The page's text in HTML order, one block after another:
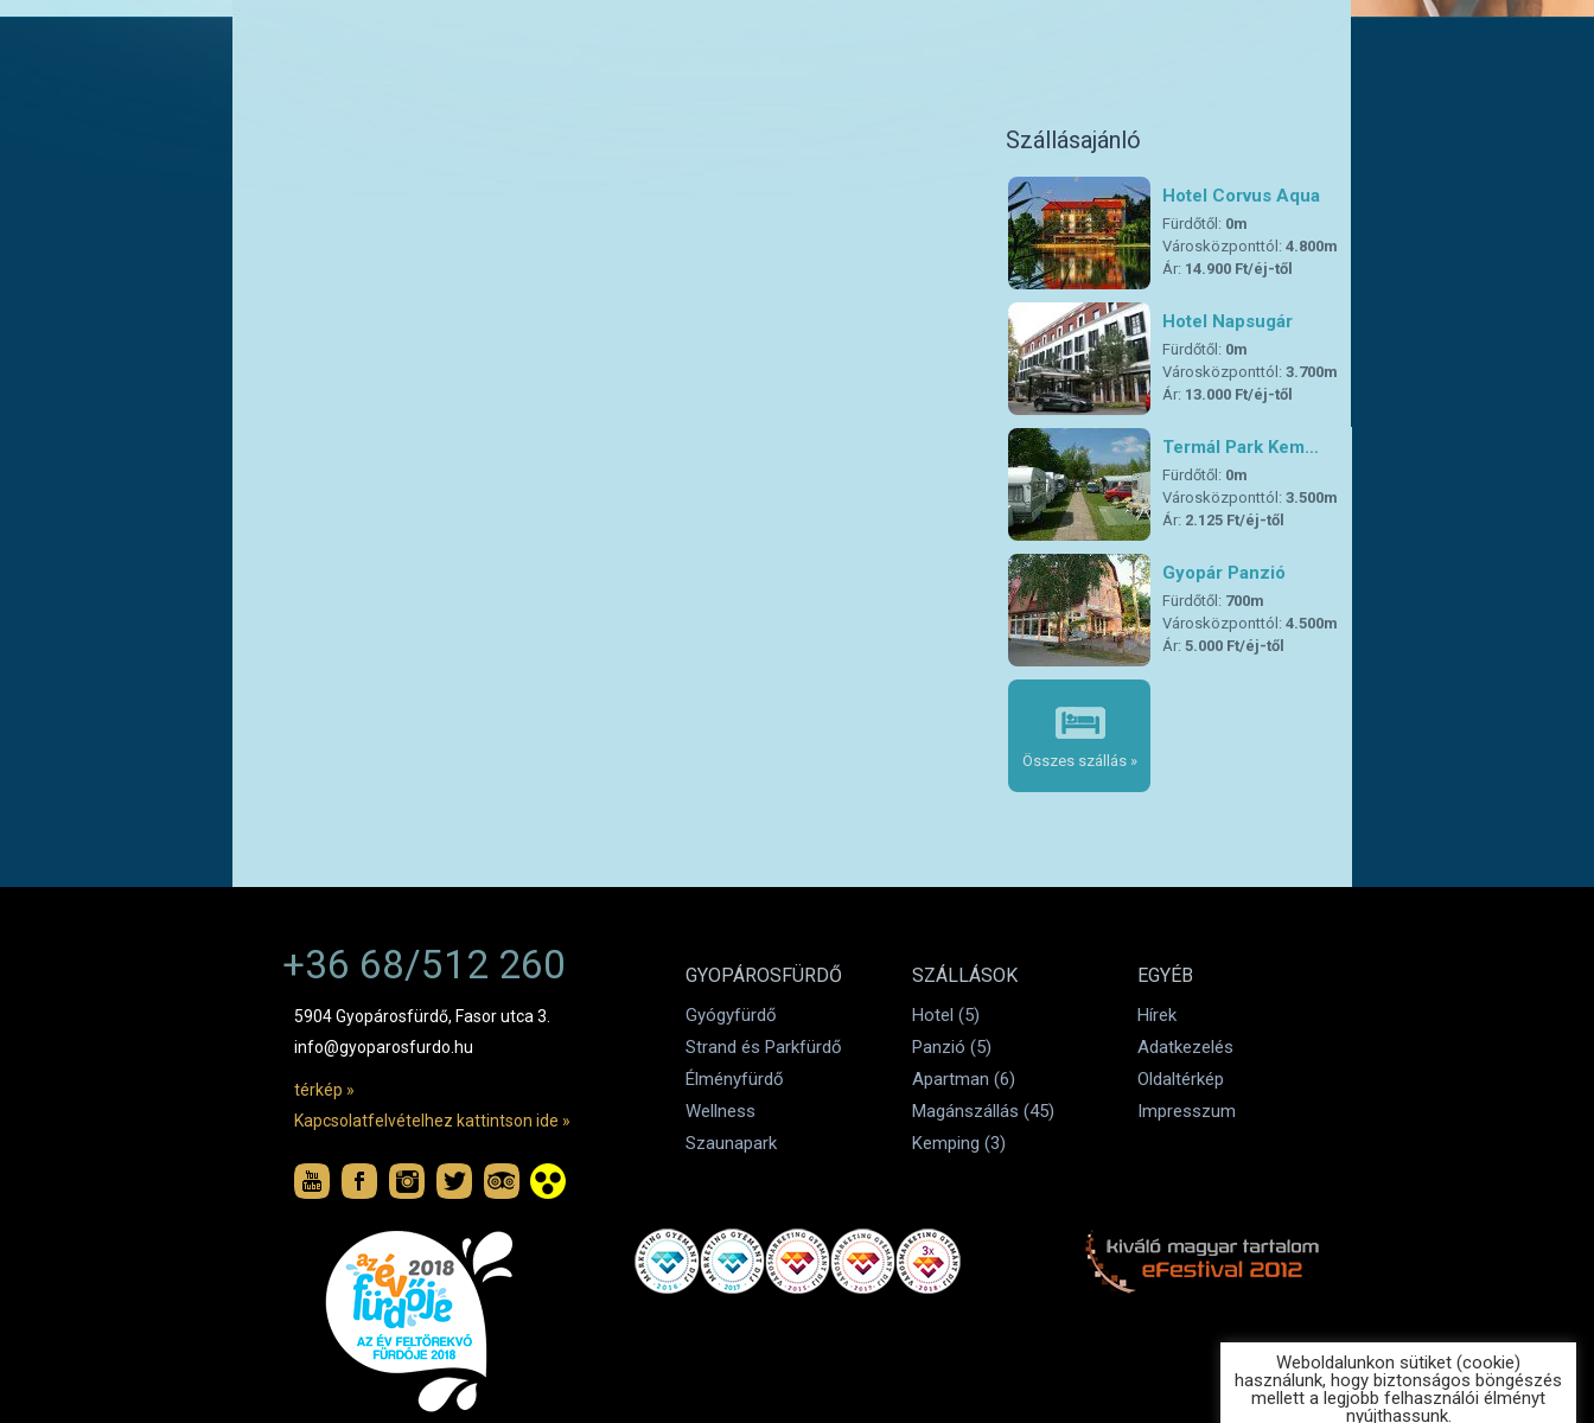
Szállásajánló
Hotel Corvus Aqua
Fürdőtől: 0m
Városközponttól: 4.800m
Ár: 14.900 Ft/éj-től
Hotel Napsugár
Fürdőtől: 0m
Városközponttól: 3.700m
Ár: 13.000 Ft/éj-től
Termál Park Kem…
Fürdőtől: 0m
Városközponttól: 3.500m
Ár: 2.125 Ft/éj-től
Gyopár Panzió
Fürdőtől: 700m
Városközponttól: 4.500m
Ár: 5.000 Ft/éj-től
Összes szállás »
+36 68/512 260
5904 Gyopárosfürdő, Fasor utca 3.
info@gyoparosfurdo.hu
térkép »
Kapcsolatfelvételhez kattintson ide »
GYOPÁROSFÜRDŐ
Gyógyfürdő
Strand és Parkfürdő
Élményfürdő
Wellness
Szaunapark
SZÁLLÁSOK
Hotel (5)
Panzió (5)
Apartman (6)
Magánszállás (45)
Kemping (3)
EGYÉB
Hírek
Adatkezelés
Oldaltérkép
Impresszum
Weboldalunkon sütiket (cookie)
használunk, hogy biztonságos böngészés
mellett a legjobb felhasználói élményt
nyújthassunk.